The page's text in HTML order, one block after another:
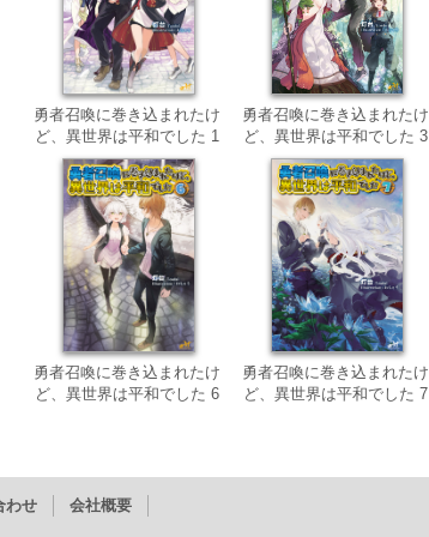
勇者召喚に巻き込まれたけ
ど、異世界は平和でした 1
勇者召喚に巻き込まれたけ
ど、異世界は平和でした 3
勇者召喚に巻き込まれたけ
ど、異世界は平和でした 6
勇者召喚に巻き込まれたけ
ど、異世界は平和でした 7
わせ 会社概要